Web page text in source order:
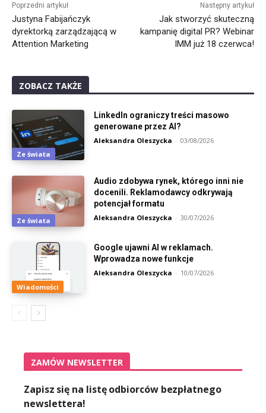
Poprzedni artykuł
Justyna Fabijańczyk
dyrektorką zarządzającą w
Attention Marketing
Następny artykuł
Jak stworzyć skuteczną
kampanię digital PR? Webinar
IMM już 18 czerwca!
ZOBACZ TAKŻE
Ze świata
LinkedIn ograniczy treści masowo
generowane przez AI?
Aleksandra Oleszycka - 03/08/2026
Ze świata
Audio zdobywa rynek, którego inni nie
docenili. Reklamodawcy odkrywają
potencjał formatu
Aleksandra Oleszycka - 30/07/2026
Wiadomości
Google ujawni AI w reklamach.
Wprowadza nowe funkcje
Aleksandra Oleszycka - 10/07/2026
ZAMÓW NEWSLETTER
Zapisz się na listę odbiorców bezpłatnego
newslettera!